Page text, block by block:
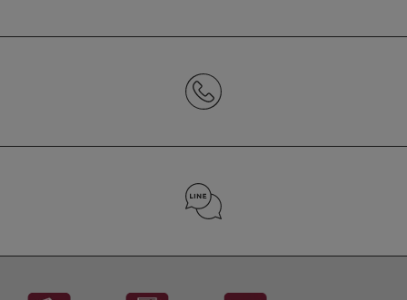
LINE ID : @223iwizi
02-2652-7272 (分機2157)
CONTACT US